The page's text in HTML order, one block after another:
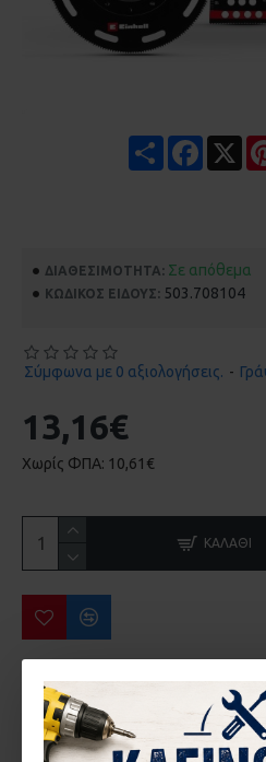
Share Facebook
ΔΙΑΘΕΣΙΜΌΤΗΤΑ: Σε απόθεμα
ΚΩΔΙΚΌΣ ΕΊΔΟΥΣ: 503.708104
Σύμφωνα με 0 αξιολογήσεις. -
13,16€
Χωρίς ΦΠΑ: 10,61€
ΚΑΛΆΘΙ
ΠΕΡΙΣΣΌΤΕΡΑ ΑΠΌ ΤΗΝ ΙΔΙΑ
Αναδευτήρας Κονιαμάτων KWB 49497625 M14 120x600mm